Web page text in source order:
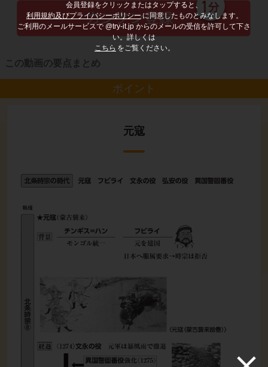
会員登録をクリックまたはタップすると、
利用規約及びプライバシーポリシー に同意したものとみなします。
ご利用のメールサービスで @try-it.jp からのメールの受信を許可して下さ
い。詳しくは
こちら をご覧ください。
この動画の要点まとめ
ポイント
元寇